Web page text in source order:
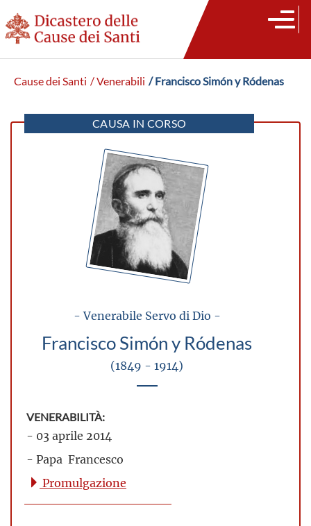
Cause dei Santi / Venerabili / Francisco Simón y Ródenas
CAUSA IN CORSO
- Venerabile Servo di Dio -
Francisco Simón y Ródenas
(1849 - 1914)
VENERABILITÀ:
- 03 aprile 2014
- Papa Francesco
Promulgazione